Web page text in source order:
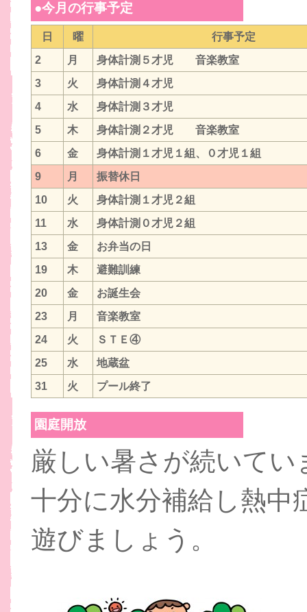
●今月の行事予定
日 曜
行事予定
2
月
身体計測５才児 音楽教室
3
火
身体計測４才児
4
水
身体計測３才児
5
木
身体計測２才児 音楽教室
6
金
身体計測１才児１組、０才児１組
9
月
振替休日
10
火
身体計測１才児２組
11
水
身体計測０才児２組
13
金
お弁当の日
19
木
避難訓練
20
金
お誕生会
23
月
音楽教室
24
火
ＳＴＥ④
25
水
地蔵盆
31
火 プール終了
園庭開放
厳しい暑さが続いてい
十分に水分補給し熱
遊びましょう。